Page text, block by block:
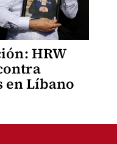
HRW
en Líbano